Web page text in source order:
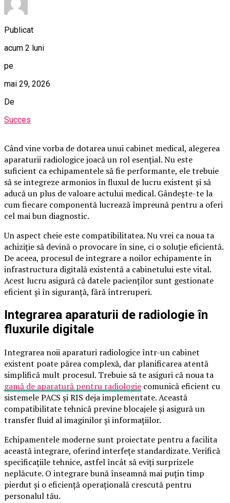
Publicat
acum 2 luni
pe
mai 29, 2026
De
Succes
Când vine vorba de dotarea unui cabinet medical, alegerea
aparaturii radiologice joacă un rol esențial. Nu este
suficient ca echipamentele să fie performante, ele trebuie
să se integreze armonios în fluxul de lucru existent și să
aducă un plus de valoare actului medical. Gândește-te la
cum fiecare componentă lucrează împreună pentru a oferi
cel mai bun diagnostic.
Un aspect cheie este compatibilitatea. Nu vrei ca noua ta
achiziție să devină o provocare în sine, ci o soluție eficientă.
De aceea, procesul de integrare a noilor echipamente în
infrastructura digitală existentă a cabinetului este vital.
Acest lucru asigură că datele pacienților sunt gestionate
eficient și în siguranță, fără întreruperi.
Integrarea aparaturii de radiologie în
fluxurile digitale
Integrarea noii aparaturi radiologice într-un cabinet
existent poate părea complexă, dar planificarea atentă
simplifică mult procesul. Trebuie să te asiguri că noua ta
gamă de aparatură pentru radiologie comunică eficient cu
sistemele PACS și RIS deja implementate. Această
compatibilitate tehnică previne blocajele și asigură un
transfer fluid al imaginilor și informațiilor.
Echipamentele moderne sunt proiectate pentru a facilita
această integrare, oferind interfețe standardizate. Verifică
specificațiile tehnice, astfel încât să eviți surprizele
neplăcute. O integrare bună înseamnă mai puțin timp
pierdut și o eficiență operațională crescută pentru
personalul tău.